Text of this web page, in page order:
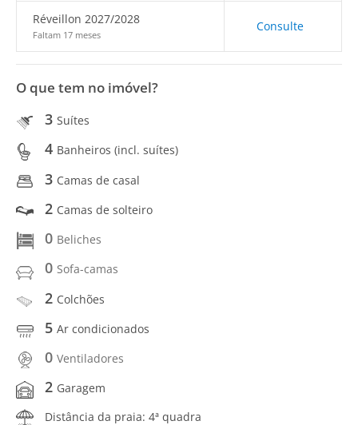
Réveillon 2027/2028
Faltam 17 meses
Consulte
O que tem no imóvel?
3 Suítes
4 Banheiros (incl. suítes)
3 Camas de casal
2 Camas de solteiro
0 Beliches
0 Sofa-camas
2 Colchões
5 Ar condicionados
0 Ventiladores
2 Garagem
Distância da praia: 4ª quadra